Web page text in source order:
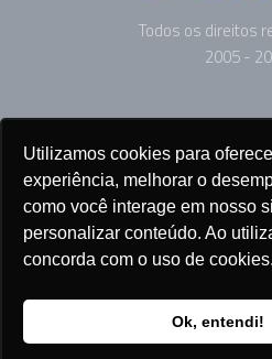
Utilizamos cookies para
experiência, melhorar o
como você interage em nosso
personalizar conteúdo. Ao
concorda com o uso de cookies.
Ok, entendi!
Todos os direitos
2005 -